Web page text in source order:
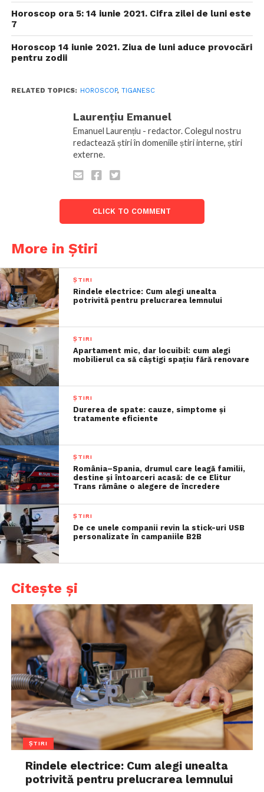
Horoscop ora 5: 14 iunie 2021. Cifra zilei de luni este
7
Horoscop 14 iunie 2021. Ziua de luni aduce provocări
pentru zodii
RELATED TOPICS: HOROSCOP, TIGANESC
Laurențiu Emanuel
Emanuel Laurențiu - redactor. Colegul nostru
redactează știri în domeniile știri interne, știri
externe.
CLICK TO COMMENT
More in Știri
ȘTIRI
Rindele electrice: Cum alegi unealta
potrivită pentru prelucrarea lemnului
ȘTIRI
Apartament mic, dar locuibil: cum alegi
mobilierul ca să câștigi spațiu fără renovare
ȘTIRI
Durerea de spate: cauze, simptome și
tratamente eficiente
ȘTIRI
România–Spania, drumul care leagă familii,
destine și întoarceri acasă: de ce Elitur
Trans rămâne o alegere de încredere
ȘTIRI
De ce unele companii revin la stick-uri USB
personalizate în campaniile B2B
Citește și
ȘTIRI
Rindele electrice: Cum alegi unealta
potrivită pentru prelucrarea lemnului